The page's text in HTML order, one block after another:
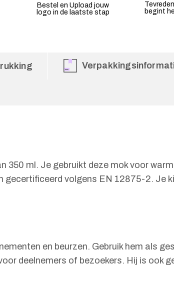
Bestel en Upload jouw
logo in de laatste stap
begint
ml. Je gebruikt deze mok voor
volgens EN 12875-2. Je
en beurzen. Gebruik hem als
deelnemers of bezoekers. Hij is ook